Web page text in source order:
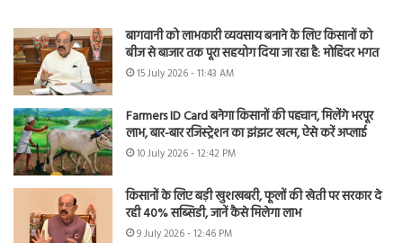
बागवानी को लाभकारी व्यवसाय बनाने के लिए किसानों को
बीज से बाजार तक पूरा सहयोग दिया जा रहा है: मोहिंदर भगत
15 July 2026 - 11:43 AM
Farmers ID Card बनेगा किसानों की पहचान, मिलेंगे भरपूर
लाभ, बार-बार रजिस्ट्रेशन का झंझट खत्म, ऐसे करें अप्लाई
10 July 2026 - 12:42 PM
किसानों के लिए बड़ी खुशखबरी, फूलों की खेती पर सरकार दे
रही 40% सब्सिडी, जानें कैसे मिलेगा लाभ
9 July 2026 - 12:46 PM